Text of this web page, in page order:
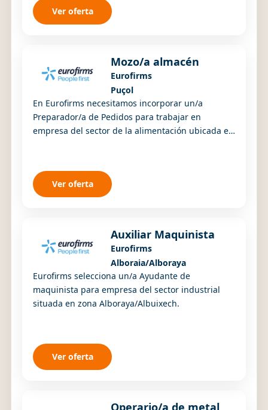
Ver oferta
Mozo/a almacén
Eurofirms
Puçol
En Eurofirms necesitamos incorporar un/a
Preparador/a de Pedidos para trabajar en
empresa del sector de la alimentación ubicada en
Ver oferta
Auxiliar Maquinista
Eurofirms
Alboraia/Alboraya
Eurofirms selecciona un/a Ayudante de
maquinista para empresa del sector industrial
situada en zona Alboraya/Albuixech.
Ver oferta
Operario/a de metal